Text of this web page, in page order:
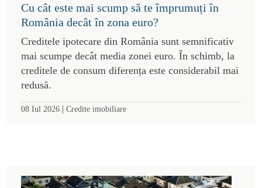
Cu cât este mai scump să te împrumuți în
România decât în zona euro?
Creditele ipotecare din România sunt semnificativ
mai scumpe decât media zonei euro. În schimb, la
creditele de consum diferența este considerabil mai
redusă.
08 Iul 2026 | Credite imobiliare